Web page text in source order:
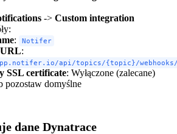
-> Custom integration
: Notifer
:
api/topics/{topic}/
SSL certificate: Wyłączone (zalecane)
pozostaw domyślne
dane Dynatrace